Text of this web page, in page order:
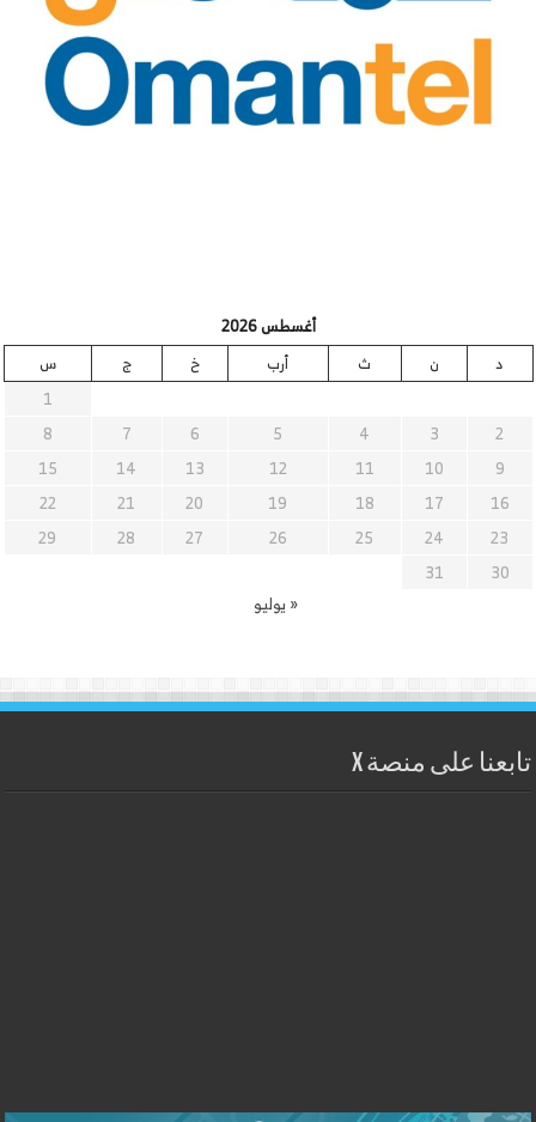
أغسطس 2026
د
ن ث أرب خ ج
س
1
2
3
4
5
6
7
8
9
10
11
12
13
14
15
16
17
18
19
20
21
22
23
24
25
26
27
28
29
30
31
« يوليو
تابعنا على منصة X